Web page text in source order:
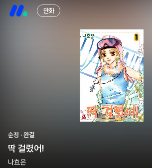
만화
순정 · 완결
딱 걸렸어!
나효은